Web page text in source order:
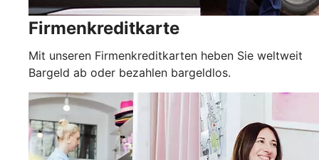
Firmenkreditkarte
Mit unseren Firmenkreditkarten heben Sie weltweit
Bargeld ab oder bezahlen bargeldlos.